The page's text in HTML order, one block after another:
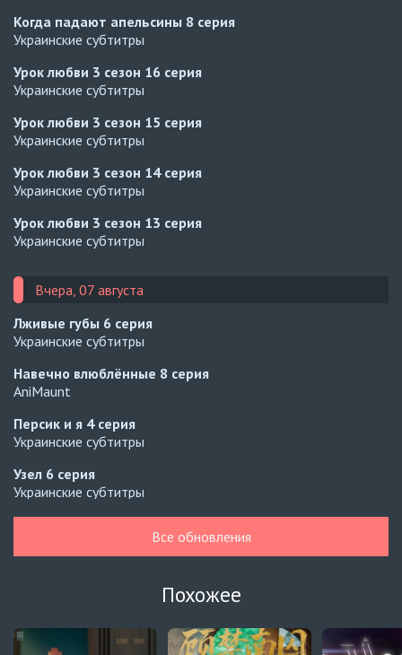
Когда падают апельсины 8 серия
Украинские субтитры
Урок любви 3 сезон 16 серия
Украинские субтитры
Урок любви 3 сезон 15 серия
Украинские субтитры
Урок любви 3 сезон 14 серия
Украинские субтитры
Урок любви 3 сезон 13 серия
Украинские субтитры
Вчера, 07 августа
Лживые губы 6 серия
Украинские субтитры
Навечно влюблённые 8 серия
AniMaunt
Персик и я 4 серия
Украинские субтитры
Узел 6 серия
Украинские субтитры
Автосабы русские / украинские
Кризис влюблённости в классе4 серия
Превью
Все обновления
Похожее